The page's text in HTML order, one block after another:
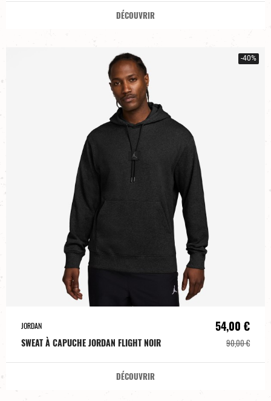
DÉCOUVRIR
-40%
JORDAN
SWEAT À CAPUCHE JORDAN FLIGHT NOIR
54,00 €
90,00 €
DÉCOUVRIR